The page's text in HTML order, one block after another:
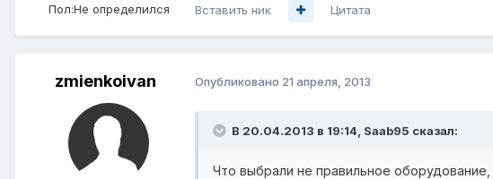
Пол:Не определился Вставить ник Цитата
zmienkoivan Опубликовано 21 апреля, 2013
В 20.04.2013 в 19:14, Saab95 сказал:
Что выбрали не правильное